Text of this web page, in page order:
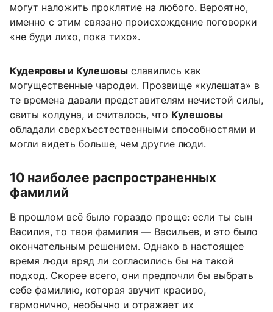
могут наложить проклятие на любого. Вероятно,
именно с этим связано происхождение поговорки
«не буди лихо, пока тихо».
Кудеяровы и Кулешовы славились как
могущественные чародеи. Прозвище «кулешата» в
те времена давали представителям нечистой силы,
свиты колдуна, и считалось, что Кулешовы
обладали сверхъестественными способностями и
могли видеть больше, чем другие люди.
10 наиболее распространенных
фамилий
В прошлом всё было гораздо проще: если ты сын
Василия, то твоя фамилия — Васильев, и это было
окончательным решением. Однако в настоящее
время люди вряд ли согласились бы на такой
подход. Скорее всего, они предпочли бы выбрать
себе фамилию, которая звучит красиво,
гармонично, необычно и отражает их